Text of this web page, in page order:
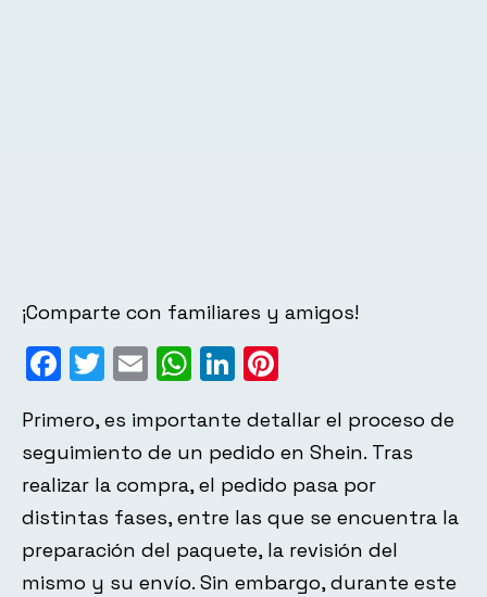
¡Comparte con familiares y amigos!
Facebook
Twitter
EmailWhatsApp
LinkedIn
Primero, es importante detallar el proceso de
seguimiento de un pedido en Shein. Tras
realizar la compra, el pedido pasa por
distintas fases, entre las que se encuentra la
preparación del paquete, la revisión del
mismo y su envío. Sin embargo, durante este